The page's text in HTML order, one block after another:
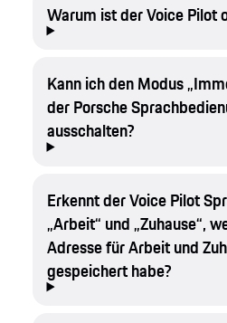
Warum ist der Voice Pilot
Kann ich den Modus
der Porsche
ausschalten?
Erkennt der Voice Pilot
„Arbeit“ und „Zuhause“,
Adresse für Arbeit und
gespeichert habe?